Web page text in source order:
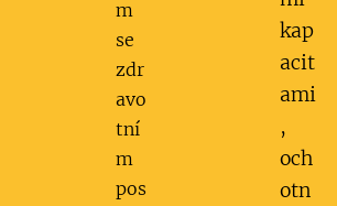
m
se
zdr
avo
tní
m
pos
kap
acit
ami
,
och
otn